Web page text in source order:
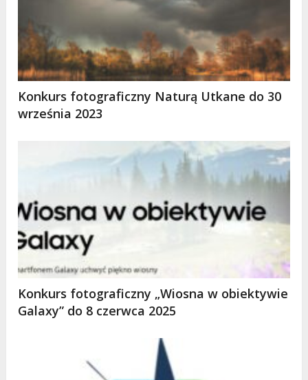
Konkurs fotograficzny Naturą Utkane do 30
września 2023
Konkurs fotograficzny „Wiosna w obiektywie
Galaxy” do 8 czerwca 2025